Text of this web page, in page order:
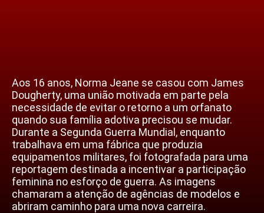
Aos 16 anos, Norma Jeane se casou com James
Dougherty, uma união motivada em parte pela
necessidade de evitar o retorno a um orfanato
quando sua família adotiva precisou se mudar.
Durante a Segunda Guerra Mundial, enquanto
trabalhava em uma fábrica que produzia
equipamentos militares, foi fotografada para uma
reportagem destinada a incentivar a participação
feminina no esforço de guerra. As imagens
chamaram a atenção de agências de modelos e
abriram caminho para uma nova carreira.